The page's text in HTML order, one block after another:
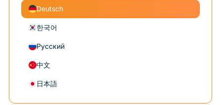
Deutsch
한국어
Русский
中文
日本語